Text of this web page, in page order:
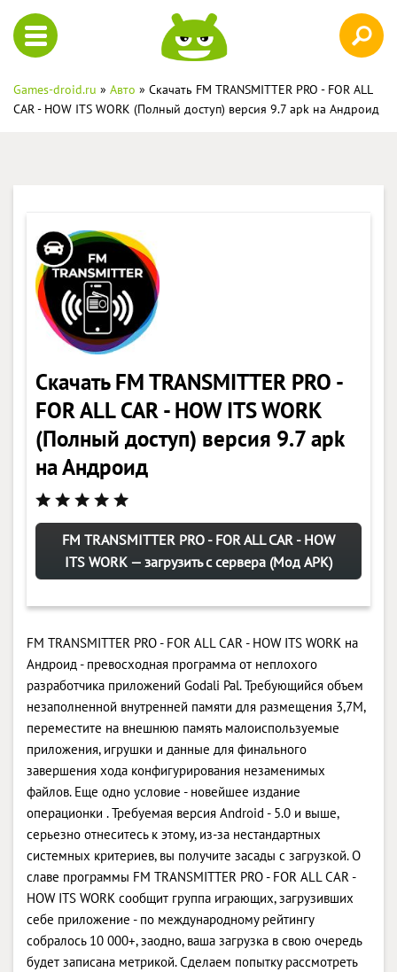
Games-droid.ru » Авто » Скачать FM TRANSMITTER PRO - FOR ALL
CAR - HOW ITS WORK (Полный доступ) версия 9.7 apk на Андроид
Скачать FM TRANSMITTER PRO -
FOR ALL CAR - HOW ITS WORK
(Полный доступ) версия 9.7 apk
на Андроид
FM TRANSMITTER PRO - FOR ALL CAR - HOW
ITS WORK — загрузить с сервера (Мод APK)
FM TRANSMITTER PRO - FOR ALL CAR - HOW ITS WORK на
Андроид - превосходная программа от неплохого
разработчика приложений Godali Pal. Требующийся объем
незаполненной внутренней памяти для размещения 3,7M,
переместите на внешнюю память малоиспользуемые
приложения, игрушки и данные для финального
завершения хода конфигурирования незаменимых
файлов. Еще одно условие - новейшее издание
операционки . Требуемая версия Android - 5.0 и выше,
серьезно отнеситесь к этому, из-за нестандартных
системных критериев, вы получите засады с загрузкой. О
славе программы FM TRANSMITTER PRO - FOR ALL CAR -
HOW ITS WORK сообщит группа играющих, загрузивших
себе приложение - по международному рейтингу
собралось 10 000+, заодно, ваша загрузка в свою очередь
будет записана метрикой. Сделаем попытку рассмотреть